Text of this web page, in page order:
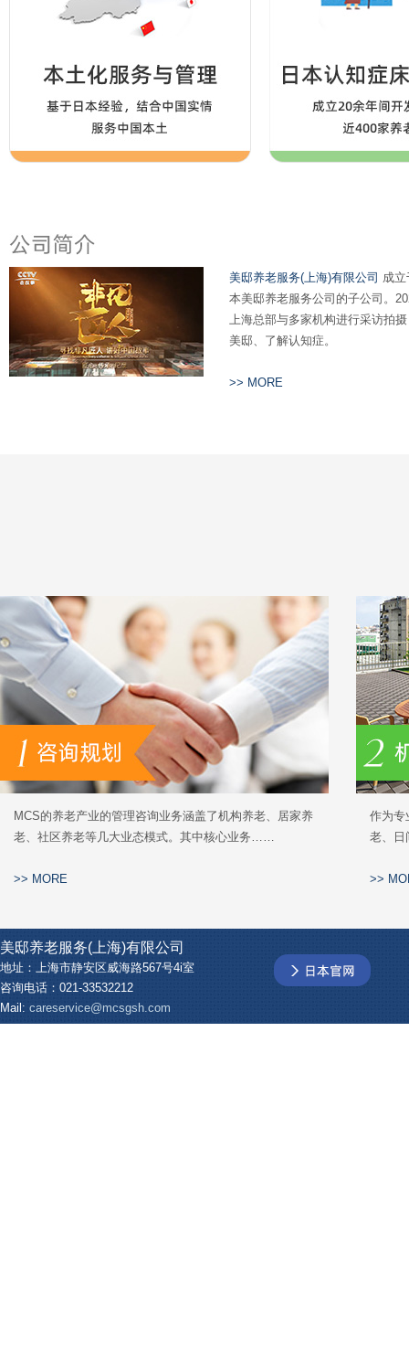
美邸养老服务(上海)有限公司 成
本美邸养老服务公司的子公司。
上海总部与多家机构进行采访拍
美邸、了解认知症。
>> MORE
MCS的养老产业的管理咨询业务涵盖了机构养老、居家养
老、社区养老等几大业态模式。其中核心业务……
>> MORE
作为专
老、
>>
美邸养老服务(上海)有限公司
地址：上海市静安区威海路567号4i室
咨询电话：021-33532212
Mail: careservice@mcsgsh.com